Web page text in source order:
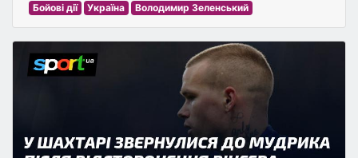
Бойові дії Україна Володимир Зеленський